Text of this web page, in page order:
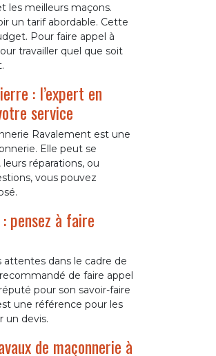
les meilleurs maçons.
un tarif abordable. Cette
Pour faire appel à
travailler quel que soit
: l’expert en
service
Ravalement est une
Elle peut se
réparations, ou
vous pouvez
pensez à faire
attentes dans le cadre de
de faire appel
pour son savoir-faire
une référence pour les
un devis.
de maçonnerie à